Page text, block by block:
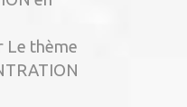
Le thème